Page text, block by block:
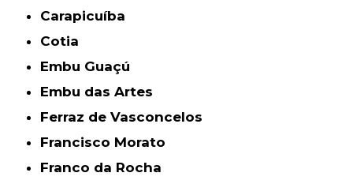
Carapicuíba
Cotia
Embu Guaçú
Embu das Artes
Ferraz de Vasconcelos
Francisco Morato
Franco da Rocha